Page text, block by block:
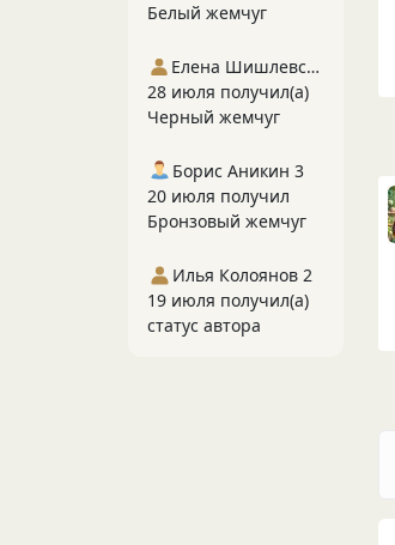
Белый жемчуг
Елена Шишлевская
28 июля получил(а)
Черный жемчуг
Борис Аникин 3
20 июля получил
Бронзовый жемчуг
Илья Колоянов 2
19 июля получил(а)
статус автора